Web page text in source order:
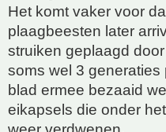
Het komt vaker voor
plaagbeesten later
struiken geplaagd
soms wel 3
blad ermee bezaaid
eikapsels die onder